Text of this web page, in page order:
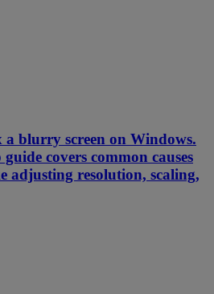
blurry screen on Windows.
covers common causes
adjusting resolution, scaling,